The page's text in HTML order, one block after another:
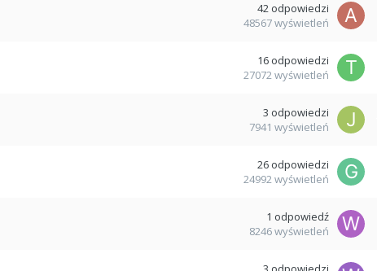
42 odpowiedzi
48567wyświetleń
16 odpowiedzi
27072wyświetleń
3 odpowiedzi
7941 wyświetleń
26 odpowiedzi
24992wyświetleń
1 odpowiedź
8246wyświetleń